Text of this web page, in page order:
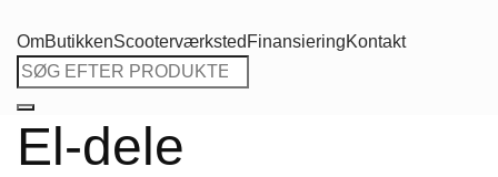
OmButikkenScooterværksted FinansieringKontakt
Søg
efter:
El-dele